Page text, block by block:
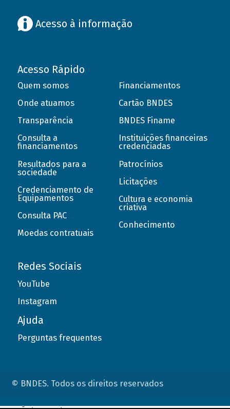
Acesso à informação
Acesso Rápido
Quem somos
Onde atuamos
Transparência
Consulta a
financiamentos
Resultados para a
sociedade
Credenciamento de
Equipamentos
Consulta PAC
Moedas contratuais
Financiamentos
Cartão BNDES
BNDES Finame
Instituições financeiras
credenciadas
Patrocínios
Licitações
Cultura e economia
criativa
Conhecimento
Redes Sociais
YouTube
Instagram
Ajuda
Perguntas frequentes
© BNDES. Todos os direitos reservados